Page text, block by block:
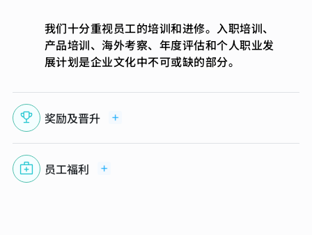
我们十分重视员工的培训和进修。入职培训、
产品培训、海外考察、年度评估和个人职业发
展计划是企业文化中不可或缺的部分。
奖励及晋升
员工福利